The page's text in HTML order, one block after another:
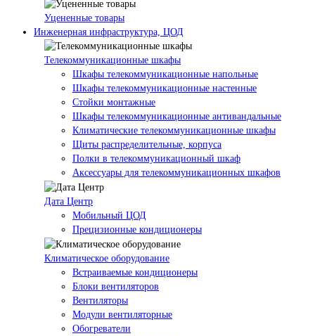
Уцененные товары
Инженерная инфраструктура, ЦОД
Телекоммуникационные шкафы
Шкафы телекоммуникационные напольные
Шкафы телекоммуникационные настенные
Стойки монтажные
Шкафы телекоммуникационные антивандальные
Климатические телекоммуникационные шкафы
Щиты распределительные, корпуса
Полки в телекоммуникационный шкаф
Аксессуары для телекоммуникационных шкафов
Дата Центр
Мобильный ЦОД
Прецизионные кондиционеры
Климатичeское оборудование
Встраиваемые кондиционеры
Блоки вентиляторов
Вентиляторы
Модули вентиляторные
Обогреватели